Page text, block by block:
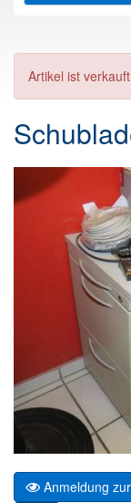
Artikel ist verkauft
Anmeldung